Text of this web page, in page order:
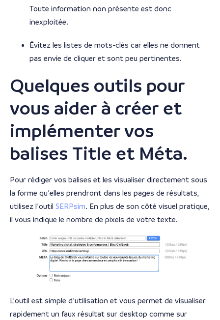
Toute information non présente est donc
inexploitée.
Évitez les listes de mots-clés car elles ne donnent
pas envie de cliquer et sont peu pertinentes.
Quelques outils pour
vous aider à créer et
implémenter vos
balises Title et Méta.
Pour rédiger vos balises et les visualiser directement sous
la forme qu’elles prendront dans les pages de résultats,
utilisez l’outil SERPsim. En plus de son côté visuel pratique,
il vous indique le nombre de pixels de votre texte.
L’outil est simple d’utilisation et vous permet de visualiser
rapidement un faux résultat sur desktop comme sur